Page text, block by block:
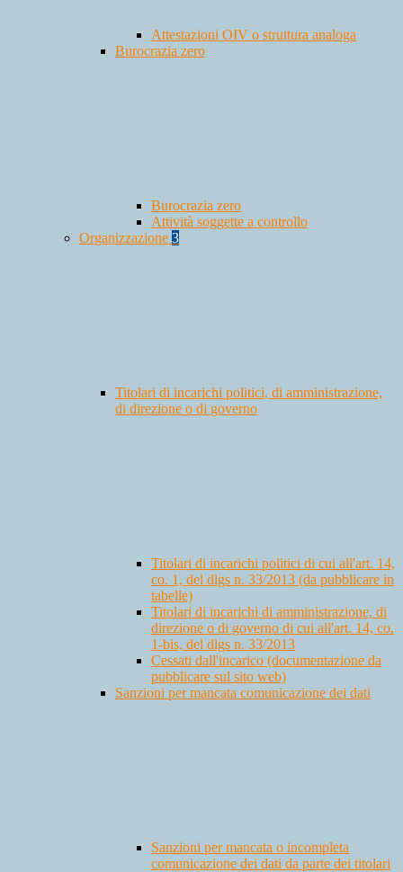
Attestazioni OIV o struttura analoga
Burocrazia zero
Burocrazia zero
Attività soggette a controllo
Organizzazione 3
Titolari di incarichi politici, di amministrazione,
di direzione o di governo
Titolari di incarichi politici di cui all'art. 14,
co. 1, del dlgs n. 33/2013 (da pubblicare in
tabelle)
Titolari di incarichi di amministrazione, di
direzione o di governo di cui all'art. 14, co.
1-bis, del dlgs n. 33/2013
Cessati dall'incarico (documentazione da
pubblicare sul sito web)
Sanzioni per mancata comunicazione dei dati
Sanzioni per mancata o incompleta
comunicazione dei dati da parte dei titolari